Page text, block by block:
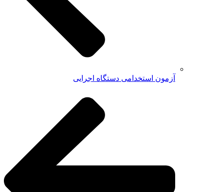
آزمون استخدامی دستگاه اجرایی